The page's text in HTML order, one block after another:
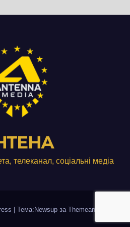
телеканал, соціальні медіа
| Тема:Newsup за Themeansar